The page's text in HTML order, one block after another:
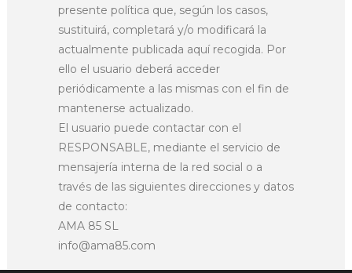
presente política que, según los casos,
sustituirá, completará y/o modificará la
actualmente publicada aquí recogida. Por
ello el usuario deberá acceder
periódicamente a las mismas con el fin de
mantenerse actualizado.
El usuario puede contactar con el
RESPONSABLE, mediante el servicio de
mensajería interna de la red social o a
través de las siguientes direcciones y datos
de contacto:
AMA 85 SL
info@ama85.com